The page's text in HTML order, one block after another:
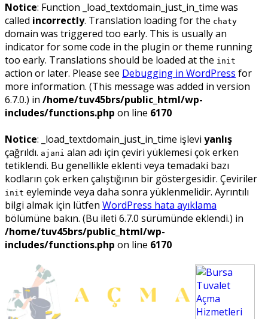
Notice: Function _load_textdomain_just_in_time was
called incorrectly. Translation loading for the chaty
domain was triggered too early. This is usually an
indicator for some code in the plugin or theme running
too early. Translations should be loaded at the init
action or later. Please see Debugging in WordPress for
more information. (This message was added in version
6.7.0.) in /home/tuv45brs/public_html/wp-
includes/functions.php on line 6170
Notice: _load_textdomain_just_in_time işlevi yanlış
çağrıldı. ajani alan adı için çeviri yüklemesi çok erken
tetiklendi. Bu genellikle eklenti veya temadaki bazı
kodların çok erken çalıştığının bir göstergesidir. Çeviriler
init eyleminde veya daha sonra yüklenmelidir. Ayrıntılı
bilgi almak için lütfen WordPress hata ayıklama
bölümüne bakın. (Bu ileti 6.7.0 sürümünde eklendi.) in
/home/tuv45brs/public_html/wp-
includes/functions.php on line 6170